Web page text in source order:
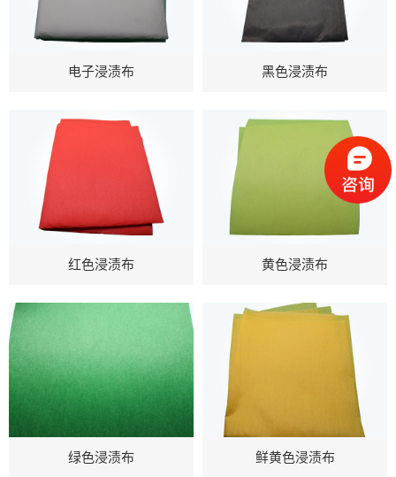
电子浸渍布 黑色浸渍布
红色浸渍布 黄色浸渍布
绿色浸渍布 鲜黄色浸渍布